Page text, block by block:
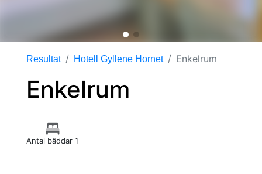
Resultat Hotell Gyllene Hornet Enkelrum
Enkelrum
Antal bäddar 1